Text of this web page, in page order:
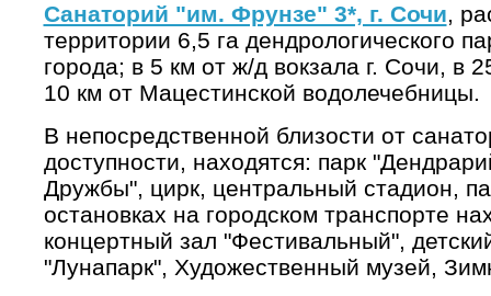
Санаторий "им. Фрунзе" 3*, г. Сочи,
территории 6,5 га дендрологического
города; в 5 км от ж/д вокзала г. Сочи, в
10 км от Мацестинской водолечебницы.
В непосредственной близости от
доступности, находятся: парк
Дружбы", цирк, центральный стадион,
остановках на городском транспорте
концертный зал "Фестивальный",
"Лунапарк", Художественный музей,